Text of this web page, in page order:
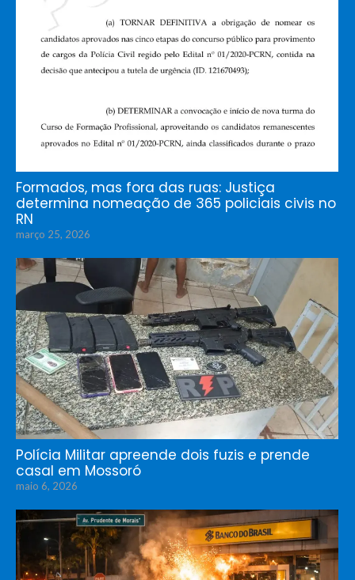
Formados, mas fora das ruas: Justiça
determina nomeação de 365 policiais civis no
RN
março 25, 2026
Polícia Militar apreende dois fuzis e prende
casal em Mossoró
maio 6, 2026